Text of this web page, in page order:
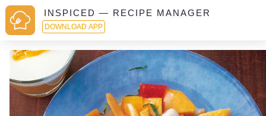
INSPICED — RECIPE MANAGER
DOWNLOAD APP